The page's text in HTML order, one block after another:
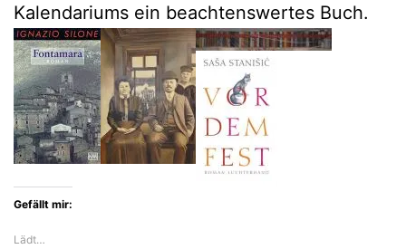
Kalendariums ein beachtenswertes Buch.
Gefällt mir:
Lädt…